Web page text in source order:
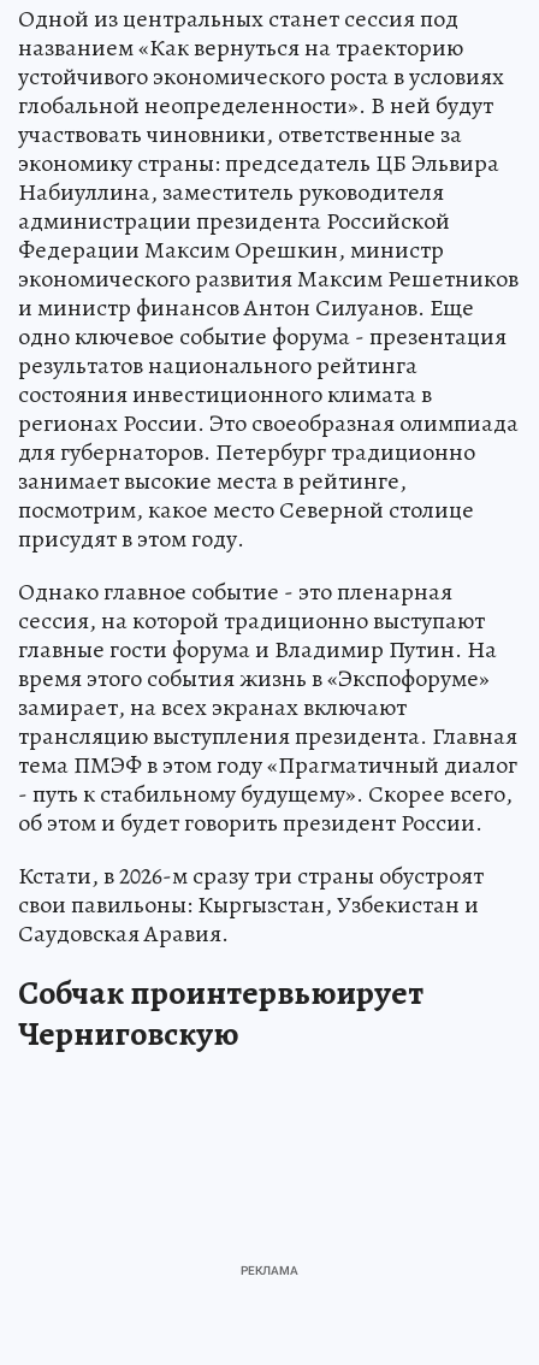
Одной из центральных станет сессия под
названием «Как вернуться на траекторию
устойчивого экономического роста в условиях
глобальной неопределенности». В ней будут
участвовать чиновники, ответственные за
экономику страны: председатель ЦБ Эльвира
Набиуллина, заместитель руководителя
администрации президента Российской
Федерации Максим Орешкин, министр
экономического развития Максим Решетников
и министр финансов Антон Силуанов. Еще
одно ключевое событие форума - презентация
результатов национального рейтинга
состояния инвестиционного климата в
регионах России. Это своеобразная олимпиада
для губернаторов. Петербург традиционно
занимает высокие места в рейтинге,
посмотрим, какое место Северной столице
присудят в этом году.
Однако главное событие - это пленарная
сессия, на которой традиционно выступают
главные гости форума и Владимир Путин. На
время этого события жизнь в «Экспофоруме»
замирает, на всех экранах включают
трансляцию выступления президента. Главная
тема ПМЭФ в этом году «Прагматичный диалог
- путь к стабильному будущему». Скорее всего,
об этом и будет говорить президент России.
Кстати, в 2026-м сразу три страны обустроят
свои павильоны: Кыргызстан, Узбекистан и
Саудовская Аравия.
Собчак проинтервьюирует
Черниговскую